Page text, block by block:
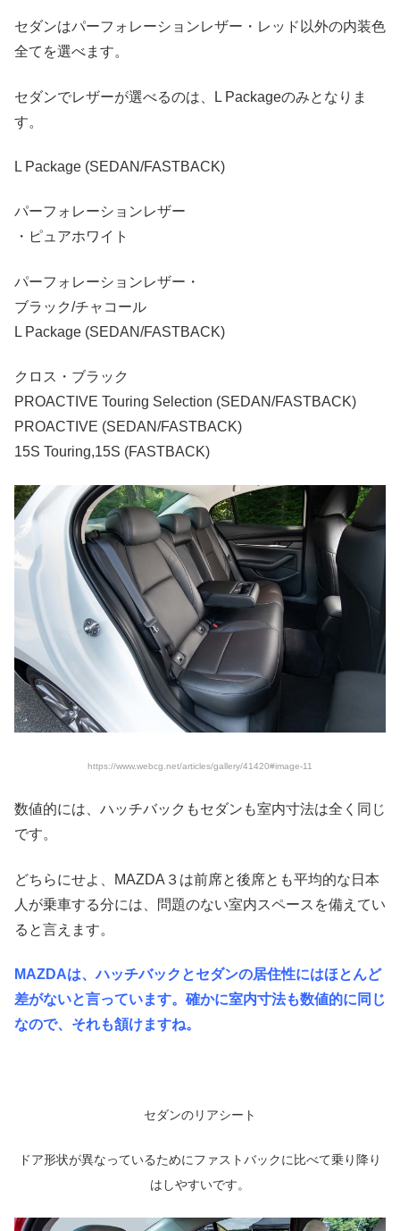
セダンはパーフォレーションレザー・レッド以外の内装色
全てを選べます。
セダンでレザーが選べるのは、L Packageのみとなりま
す。
L Package (SEDAN/FASTBACK)
パーフォレーションレザー
・ピュアホワイト
パーフォレーションレザー・
ブラック/チャコール
L Package (SEDAN/FASTBACK)
クロス・ブラック
PROACTIVE Touring Selection (SEDAN/FASTBACK)
PROACTIVE (SEDAN/FASTBACK)
15S Touring,15S (FASTBACK)
https://www.webcg.net/articles/gallery/41420#image-11
数値的には、ハッチバックもセダンも室内寸法は全く同じ
です。
どちらにせよ、MAZDA３は前席と後席とも平均的な日本
人が乗車する分には、問題のない室内スペースを備えてい
ると言えます。
MAZDAは、ハッチバックとセダンの居住性にはほとんど
差がないと言っています。確かに室内寸法も数値的に同じ
なので、それも頷けますね。
セダンのリアシート
ドア形状が異なっているためにファストバックに比べて乗り降り
はしやすいです。